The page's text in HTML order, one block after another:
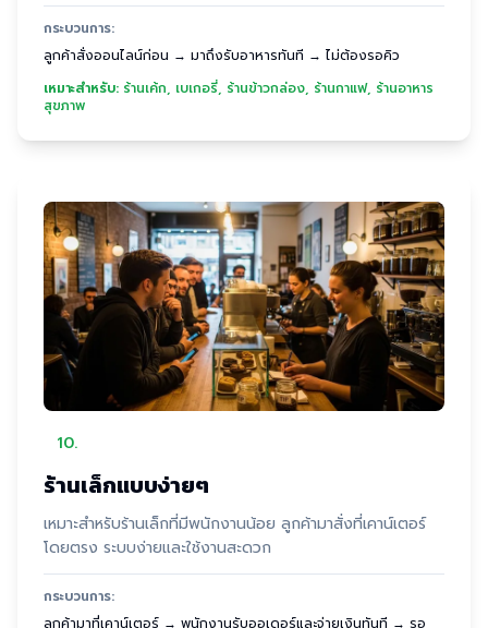
กระบวนการ:
ลูกค้าสั่งออนไลน์ก่อน → มาถึงรับอาหารทันที → ไม่ต้องรอคิว
เหมาะสำหรับ: ร้านเค้ก, เบเกอรี่, ร้านข้าวกล่อง, ร้านกาแฟ, ร้านอาหาร
สุขภาพ
10.
ร้านเล็กแบบง่ายๆ
เหมาะสำหรับร้านเล็กที่มีพนักงานน้อย ลูกค้ามาสั่งที่เคาน์เตอร์
โดยตรง ระบบง่ายและใช้งานสะดวก
กระบวนการ:
ลูกค้ามาที่เคาน์เตอร์ → พนักงานรับออเดอร์และจ่ายเงินทันที → รอ